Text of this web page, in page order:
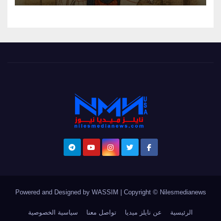
Powered and Designed by WASSIM Copyright © Nilesmedianews
الرئيسية عن نايلز ميديا تواصل معنا سياسية الخصوصية